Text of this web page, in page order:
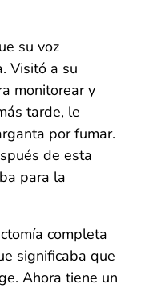
su voz
Visitó a su
monitorear y
tarde, le
por fumar.
de esta
para la
completa
significaba que
Ahora tiene un